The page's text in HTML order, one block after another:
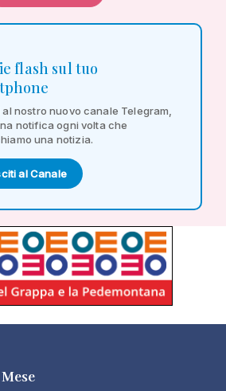
flash sul tuo
nostro nuovo canale Telegram,
notifica ogni volta che
una notizia.
al Canale
Mese